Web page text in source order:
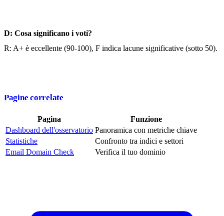
D: Cosa significano i voti?
R: A+ è eccellente (90-100), F indica lacune significative (sotto 50).
Pagine correlate
Pagina
Funzione
Dashboard dell'osservatorio Panoramica con metriche chiave
Statistiche
Confronto tra indici e settori
Email Domain Check
Verifica il tuo dominio